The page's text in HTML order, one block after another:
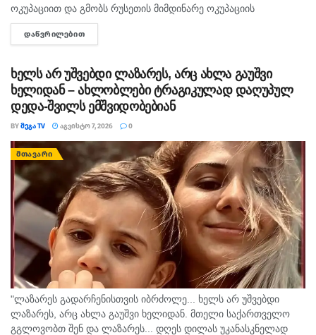
ოკუპაციით და გმობს რუსეთის მიმდინარე ოკუპაციის
პირობებში მომხდარ მკვლელობებს, გატაცებებსა და სხვა
სახის ძალადობა, - ამ განცხადებით აშშ-ს საელჩო
ᲓᲐᲬᲕᲠᲘᲚᲔᲑᲘᲗ
ხელს არ უშვებდი ლაზარეს, არც ახლა გაუშვი
ხელიდან – ახლობლები ტრაგიკულად დაღუპულ
დედა-შვილს ემშვიდობებიან
BYᲛᲔᲒᲐ TV ᲐᲒᲕᲘᲡᲢᲝ 7, 2026 0
ᲛᲗᲐᲕᲐᲠᲘ
"ლაზარეს გადარჩენისთვის იბრძოლე... ხელს არ უშვებდი
ლაზარეს, არც ახლა გაუშვი ხელიდან. მთელი საქართველო
გგლოვობთ შენ და ლაზარეს... დღეს დილას უკანასკნელად